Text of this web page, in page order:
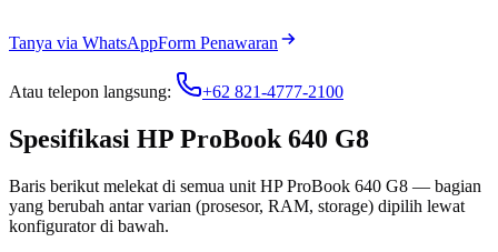
Tanya via WhatsAppForm Penawaran
Atau telepon langsung: +62 821-4777-2100
Spesifikasi HP ProBook 640 G8
Baris berikut melekat di semua unit HP ProBook 640 G8 — bagian
yang berubah antar varian (prosesor, RAM, storage) dipilih lewat
konfigurator di bawah.